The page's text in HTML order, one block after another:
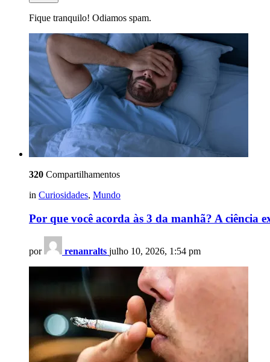
Fique tranquilo! Odiamos spam.
320 Compartilhamentos
in Curiosidades, Mundo
Por que você acorda às 3 da manhã? A ciência
por renanralts julho 10, 2026, 1:54 pm